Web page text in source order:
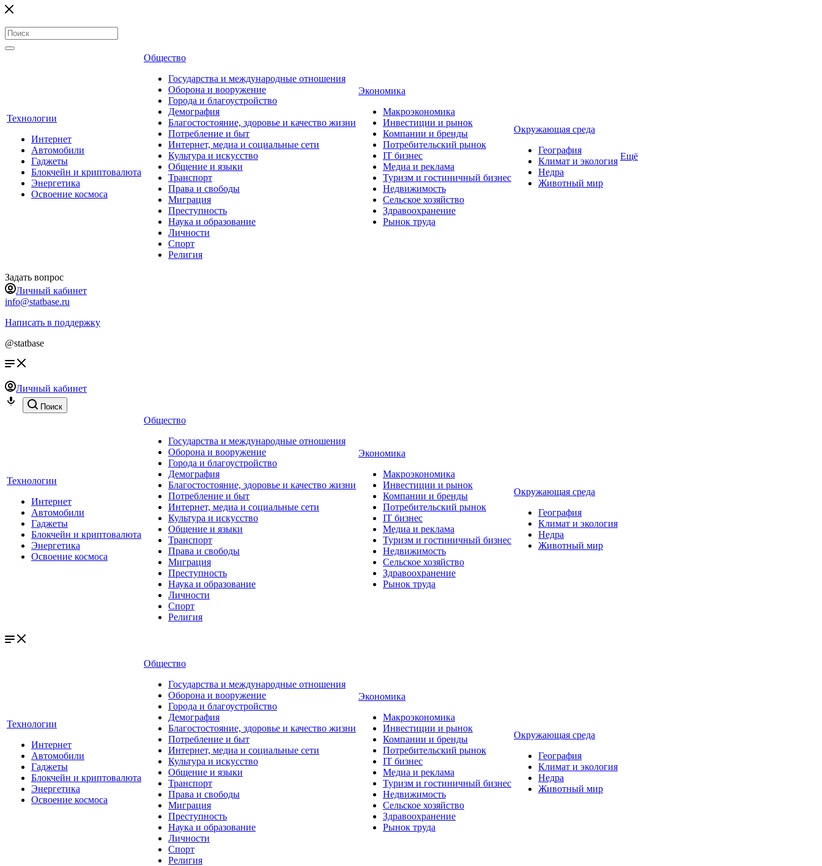
Технологии
Интернет
Автомобили
Гаджеты
Блокчейн и криптовалюта
Энергетика
Освоение космоса
Общество
Государства и международные отношения
Оборона и вооружение
Города и благоустройство
Демография
Благостостояние, здоровье и качество жизни
Потребление и быт
Интернет, медиа и социальные сети
Культура и искусство
Общение и языки
Транспорт
Права и свободы
Миграция
Преступность
Наука и образование
Личности
Спорт
Религия
Экономика
Макроэкономика
Инвестиции и рынок
Компании и бренды
Потребительский рынок
IT бизнес
Медиа и реклама
Туризм и гостиничный бизнес
Недвижимость
Сельское хозяйство
Здравоохранение
Рынок труда
Окружающая среда
География
Климат и экология
Недра
Животный мир
Ещё
Задать вопрос
Личный кабинет
info@statbase.ru
Написать в поддержку
@statbase
Личный кабинет
Поиск
Технологии
Интернет
Автомобили
Гаджеты
Блокчейн и криптовалюта
Энергетика
Освоение космоса
Общество
Государства и международные отношения
Оборона и вооружение
Города и благоустройство
Демография
Благостостояние, здоровье и качество жизни
Потребление и быт
Интернет, медиа и социальные сети
Культура и искусство
Общение и языки
Транспорт
Права и свободы
Миграция
Преступность
Наука и образование
Личности
Спорт
Религия
Экономика
Макроэкономика
Инвестиции и рынок
Компании и бренды
Потребительский рынок
IT бизнес
Медиа и реклама
Туризм и гостиничный бизнес
Недвижимость
Сельское хозяйство
Здравоохранение
Рынок труда
Окружающая среда
География
Климат и экология
Недра
Животный мир
Технологии
Интернет
Автомобили
Гаджеты
Блокчейн и криптовалюта
Энергетика
Освоение космоса
Общество
Государства и международные отношения
Оборона и вооружение
Города и благоустройство
Демография
Благостостояние, здоровье и качество жизни
Потребление и быт
Интернет, медиа и социальные сети
Культура и искусство
Общение и языки
Транспорт
Права и свободы
Миграция
Преступность
Наука и образование
Личности
Спорт
Религия
Экономика
Макроэкономика
Инвестиции и рынок
Компании и бренды
Потребительский рынок
IT бизнес
Медиа и реклама
Туризм и гостиничный бизнес
Недвижимость
Сельское хозяйство
Здравоохранение
Рынок труда
Окружающая среда
География
Климат и экология
Недра
Животный мир